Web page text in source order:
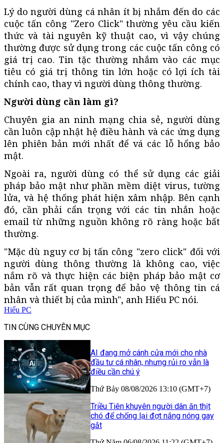
Lý do người dùng cá nhân ít bị nhắm đến do các
cuộc tấn công "Zero Click" thường yêu cầu kiến
thức và tài nguyên kỹ thuật cao, vì vậy chúng
thường được sử dụng trong các cuộc tấn công có
giá trị cao. Tin tặc thường nhắm vào các mục
tiêu có giá trị thông tin lớn hoặc có lợi ích tài
chính cao, thay vì người dùng thông thường.
Người dùng cần làm gì?
Chuyên gia an ninh mạng chia sẻ, người dùng
cần luôn cập nhật hệ điều hành và các ứng dụng
lên phiên bản mới nhất để vá các lỗ hổng bảo
mật.
Ngoài ra, người dùng có thể sử dụng các giải
pháp bảo mật như phần mềm diệt virus, tường
lửa, và hệ thống phát hiện xâm nhập. Bên cạnh
đó, cần phải cẩn trọng với các tin nhắn hoặc
email từ những nguồn không rõ ràng hoặc bất
thường.
"Mặc dù nguy cơ bị tấn công "zero click" đối với
người dùng thông thường là không cao, việc
nắm rõ và thực hiện các biện pháp bảo mật cơ
bản vẫn rất quan trọng để bảo vệ thông tin cá
nhân và thiết bị của mình", anh Hiếu PC nói.
Hiếu PC
TIN CÙNG CHUYÊN MỤC
AI đang mở cánh cửa mới cho nhà
đầu tư cá nhân, nhưng rủi ro vẫn là
điều cần chú ý
Thứ Bảy 08/08/2026 13:10 (GMT+7)
Triều Tiên khuyên người dân ăn thịt
chó để chống lại đợt nắng nóng gay
gắt